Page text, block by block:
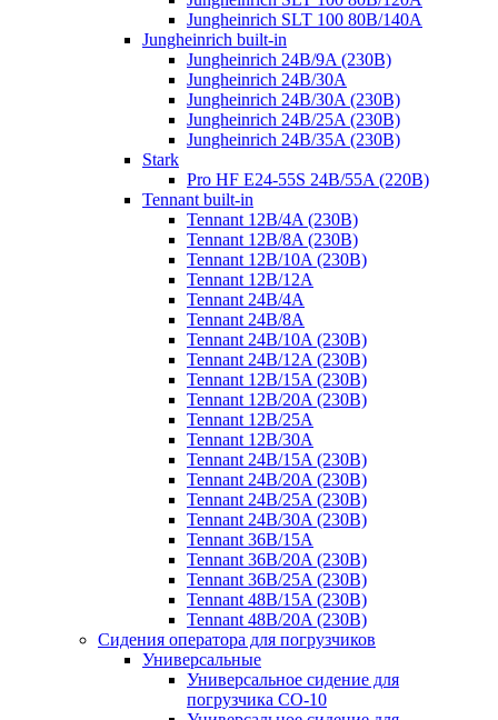
Jungheinrich SLT 100 80B/140A
Jungheinrich built-in
Jungheinrich 24B/9A (230B)
Jungheinrich 24B/30A
Jungheinrich 24B/30A (230B)
Jungheinrich 24B/25A (230B)
Jungheinrich 24B/35A (230B)
Stark
Pro HF E24-55S 24B/55A (220B)
Tennant built-in
Tennant 12B/4A (230B)
Tennant 12B/8A (230B)
Tennant 12B/10A (230B)
Tennant 12B/12A
Tennant 24B/4A
Tennant 24B/8A
Tennant 24B/10A (230B)
Tennant 24B/12A (230B)
Tennant 12B/15A (230B)
Tennant 12B/20A (230B)
Tennant 12B/25A
Tennant 12B/30A
Tennant 24B/15A (230B)
Tennant 24B/20A (230B)
Tennant 24B/25A (230B)
Tennant 24B/30A (230B)
Tennant 36B/15A
Tennant 36B/20A (230B)
Tennant 36B/25A (230B)
Tennant 48B/15A (230B)
Tennant 48B/20A (230B)
Сидения оператора для погрузчиков
Универсальные
Универсальное сидение для
погрузчика CO-10